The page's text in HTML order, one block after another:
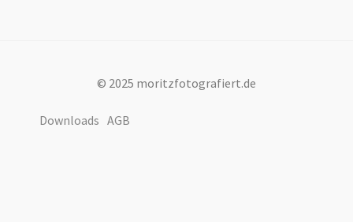
© 2025 moritzfotografiert.de
Downloads AGB